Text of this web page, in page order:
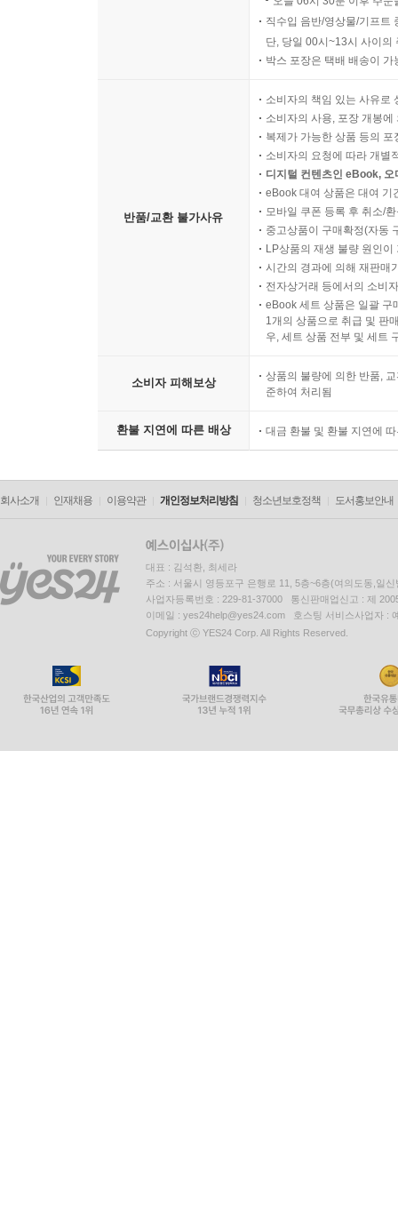
직수입 음반/영상물/기프트
단, 당일 00시~13시 사이의
박스 포장은 택배 배송이
반품/교환 불가사유
소비자의 책임 있는 사유로
소비자의 사용, 포장 개봉
복제가 가능한 상품 등의
소비자의 요청에 따라 개별
디지털 컨텐츠인 eBook,
eBook 대여 상품은 대여 기
모바일 쿠폰 등록 후 취소/
중고상품이 구매확정(자동
LP상품의 재생 불량 원인
시간의 경과에 의해 재판매
전자상거래 등에서의 소비
eBook 세트 상품은 일괄 구
1개의 상품으로 취급 및 판
우, 세트 상품 전부 및 세트
소비자 피해보상
상품의 불량에 의한 반품,
준하여 처리됨
환불 지연에 따른 배상 대금 환불 및 환불 지연에
회사소개 인재채용 이용약관 개인정보처리방침 청소년보호정책 도서홍보안내
대표 : 김석환, 최세라
주소 : 서울시 영등포구 은행로 11, 5층~6층(여의도동,일신
사업자등록번호 : 229-81-37000 통신판매업신고 : 제
이메일 : yes24help@yes24.com 호스팅 서비스사업자 :
Copyright ⓒ YES24 Corp. All Rights Reserved.